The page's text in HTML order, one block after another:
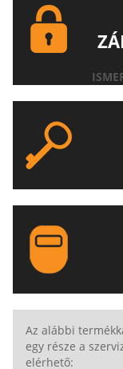
Az alábbi
egy része a
elérhető: